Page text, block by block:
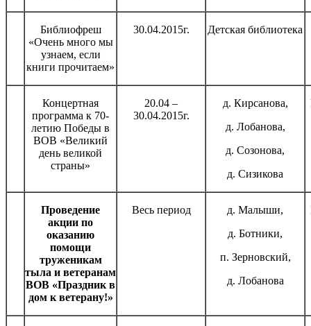
Библиофреш
«Очень много мы
узнаем, если
книги прочитаем»
30.04.2015г. Детская библиотека
Концертная
программа к 70-
летию Победы в
ВОВ «Великий
день великой
страны»
20.04 –
30.04.2015г.
д. Кирсанова,
д. Лобанова,
д. Созонова,
д. Сизикова
Проведение
акции по
оказанию
помощи
труженикам
тыла и ветеранам
ВОВ «Праздник в
дом к ветерану!»
Весь период
д. Малыши,
д. Ботники,
п. Зерновский,
д. Лобанова